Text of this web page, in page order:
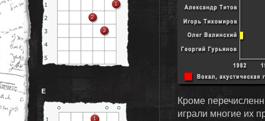
Кроме
играли многие их
E